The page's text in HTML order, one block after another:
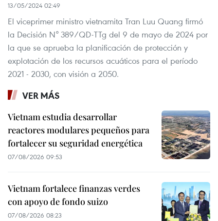
13/05/2024 02:49
El viceprimer ministro vietnamita Tran Luu Quang firmó
la Decisión N° 389/QD-TTg del 9 de mayo de 2024 por
la que se aprueba la planificación de protección y
explotación de los recursos acuáticos para el período
2021 - 2030, con visión a 2050.
VER MÁS
Vietnam estudia desarrollar
reactores modulares pequeños para
fortalecer su seguridad energética
07/08/2026 09:53
Vietnam fortalece finanzas verdes
con apoyo de fondo suizo
07/08/2026 08:23